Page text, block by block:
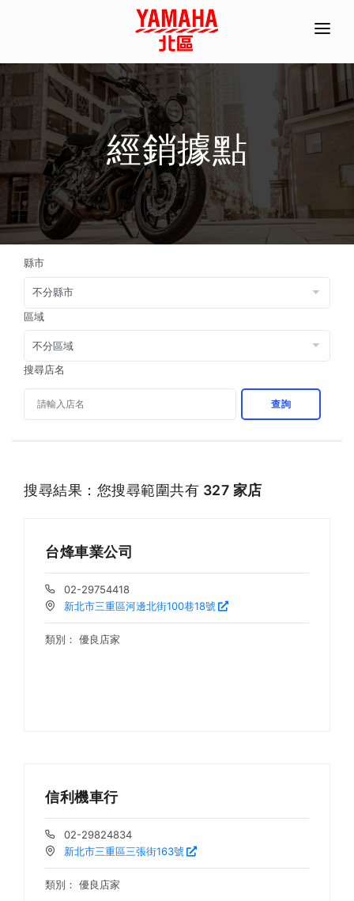
首頁
全機種產品/分期
經銷據點
常見問題
聯絡資訊
ACC部品手冊
線上商城
經銷據點
縣市
區域
搜尋店名
查詢
搜尋結果：您搜尋範圍共有 327 家店
台烽車業公司
02-29754418
新北市三重區河邊北街100巷18號
類別： 優良店家
信利機車行
02-29824834
新北市三重區三張街163號
類別： 優良店家